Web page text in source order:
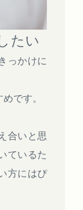
たい
っかけに
です。
合いと思
ているた
方にはぴ